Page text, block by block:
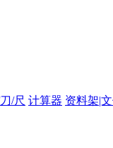
/尺 计算器 资料架|